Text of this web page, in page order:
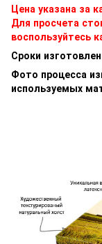
Цена указана за
Для просчета
воспользуйтесь
Сроки
Фото процесса
используемых